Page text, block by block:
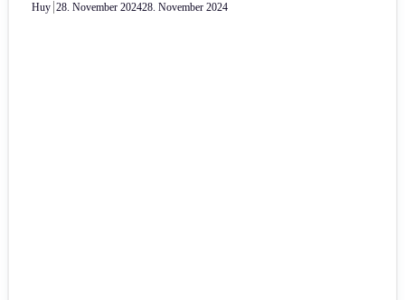
Huy 28. November 202428. November 2024